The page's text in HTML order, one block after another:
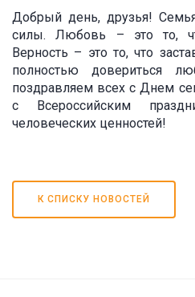
Добрый день, друзья!
силы. Любовь – это то,
Верность – это то, что
полностью довериться
поздравляем всех с Днем
с Всероссийским
человеческих ценностей!
К СПИСКУ НОВОСТЕЙ